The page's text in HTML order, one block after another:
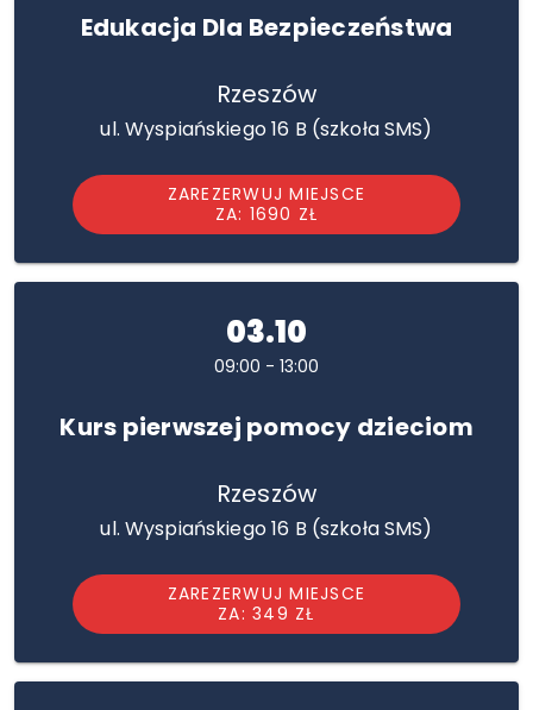
Edukacja Dla Bezpieczeństwa
Rzeszów
ul. Wyspiańskiego 16 B (szkoła SMS)
ZAREZERWUJ MIEJSCE
ZA: 1690 ZŁ
03.10
09:00 - 13:00
Kurs pierwszej pomocy dzieciom
Rzeszów
ul. Wyspiańskiego 16 B (szkoła SMS)
ZAREZERWUJ MIEJSCE
ZA: 349 ZŁ